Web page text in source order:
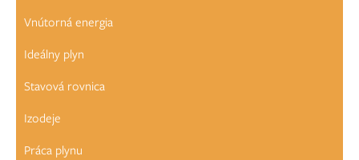
Vnútorná energia
Ideálny plyn
Stavová rovnica
Izodeje
Práca plynu